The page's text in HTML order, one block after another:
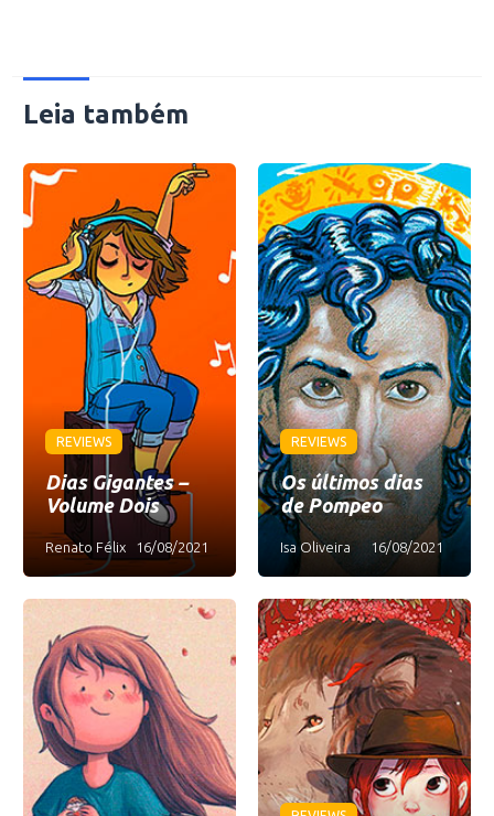
Leia também
REVIEWS
Dias Gigantes –
Volume Dois
Renato Félix 16/08/2021
REVIEWS
Os últimos dias
de Pompeo
Isa Oliveira 16/08/2021